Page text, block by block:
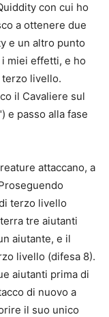
con cui ho
a ottenere due
e un altro punto
miei effetti, e ho
livello.
il Cavaliere sul
e passo alla fase
attaccano, a
terzo livello
tre aiutanti
aiutante, e il
livello (difesa 8).
aiutanti prima di
di nuovo a
il suo unico